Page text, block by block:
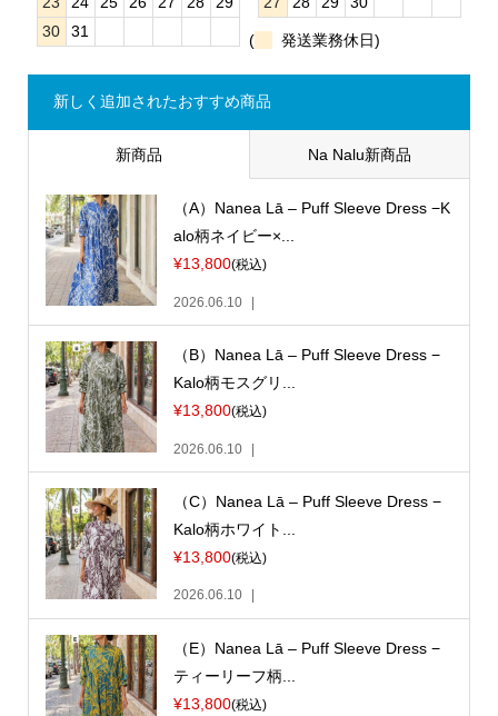
30
31 ( 発送業務休日)
新しく追加されたおすすめ商品
新商品 Na Nalu新商品
（A）Nanea Lā – Puff Sleeve Dress −K
alo柄ネイビー×...
¥13,800(税込)
2026.06.10
（B）Nanea Lā – Puff Sleeve Dress −
Kalo柄モスグリ...
¥13,800(税込)
2026.06.10
（C）Nanea Lā – Puff Sleeve Dress −
Kalo柄ホワイト...
¥13,800(税込)
2026.06.10
（E）Nanea Lā – Puff Sleeve Dress −
ティーリーフ柄...
¥13,800(税込)